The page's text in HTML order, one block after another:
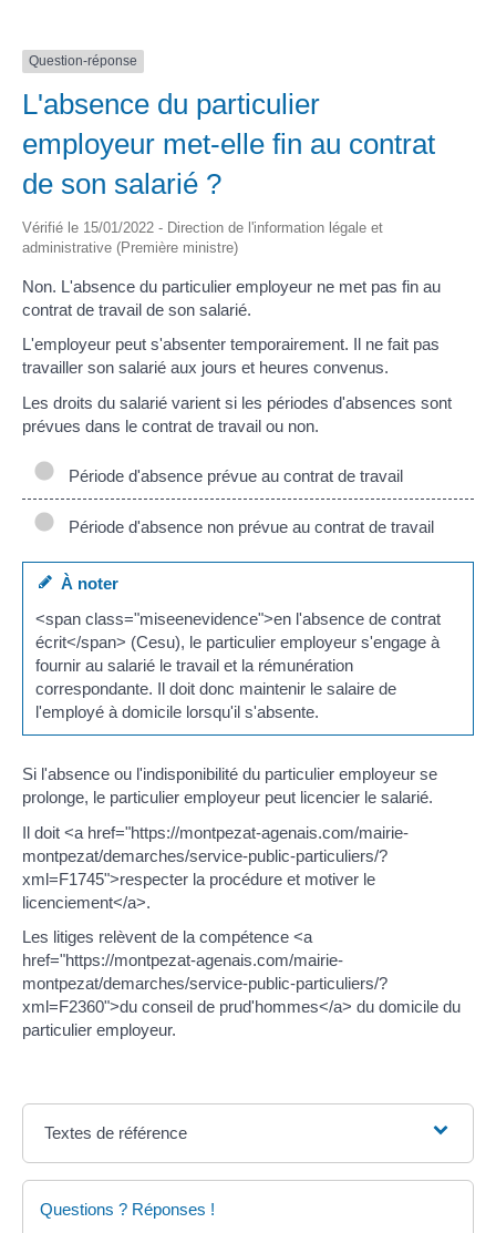
Question-réponse
L'absence du particulier
employeur met-elle fin au contrat
de son salarié ?
Vérifié le 15/01/2022 - Direction de l'information légale et
administrative (Première ministre)
Non. L'absence du particulier employeur ne met pas fin au
contrat de travail de son salarié.
L'employeur peut s'absenter temporairement. Il ne fait pas
travailler son salarié aux jours et heures convenus.
Les droits du salarié varient si les périodes d'absences sont
prévues dans le contrat de travail ou non.
Période d'absence prévue au contrat de travail
Période d'absence non prévue au contrat de travail
À noter
<span class="miseenevidence">en l'absence de contrat
écrit</span> (Cesu), le particulier employeur s'engage à
fournir au salarié le travail et la rémunération
correspondante. Il doit donc maintenir le salaire de
l'employé à domicile lorsqu'il s'absente.
Si l'absence ou l'indisponibilité du particulier employeur se
prolonge, le particulier employeur peut licencier le salarié.
Il doit <a href="https://montpezat-agenais.com/mairie-
montpezat/demarches/service-public-particuliers/?
xml=F1745">respecter la procédure et motiver le
licenciement</a>.
Les litiges relèvent de la compétence <a
href="https://montpezat-agenais.com/mairie-
montpezat/demarches/service-public-particuliers/?
xml=F2360">du conseil de prud'hommes</a> du domicile du
particulier employeur.
Textes de référence
Questions ? Réponses !